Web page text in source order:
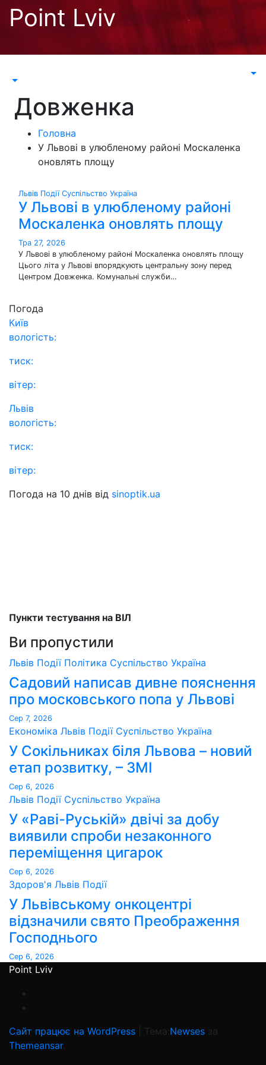
Перейти
Point Lviv
Довженка
Головна
У Львові в улюбленому районі Москаленка
оновлять площу
Львів Події Суспільство Україна
У Львові в улюбленому районі
Москаленка оновлять площу
Тра 27, 2026
У Львові в улюбленому районі Москаленка оновлять площу
Цього літа у Львові впорядкують центральну зону перед
Центром Довженка. Комунальні служби…
Погода
Київ
вологість:
тиск:
вітер:
Львів
вологість:
тиск:
вітер:
Погода на 10 днів від sinoptik.ua
Пункти тестування на ВІЛ
Ви пропустили
Львів Події Політика Суспільство Україна
Садовий написав дивне пояснення
про московського попа у Львові
Сер 7, 2026
Економіка Львів Події Суспільство Україна
У Сокільниках біля Львова – новий
етап розвитку, – ЗМІ
Сер 6, 2026
Львів Події Суспільство Україна
У «Раві-Руській» двічі за добу
виявили спроби незаконного
переміщення цигарок
Сер 6, 2026
Здоров'я Львів Події
У Львівському онкоцентрі
відзначили свято Преображення
Господнього
Сер 6, 2026
Point Lviv
Сайт працює на WordPress Тема:Newses за
Themeansar.